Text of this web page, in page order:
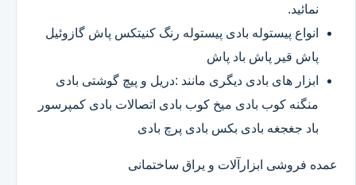
نمائید.
انواع پیستوله بادی پیستوله رنگ کنیتکس پاش گازوئیل
پاش قیر پاش باد پاش
ابزار های بادی دیگری مانند :دریل و پیچ گوشتی بادی
منگنه کوب بادی میخ کوب بادی اتصالات بادی کمپرسور
باد جغجغه بادی بکس بادی پرچ بادی
عمده فروشی ابزارآلات و یراق ساختمانی